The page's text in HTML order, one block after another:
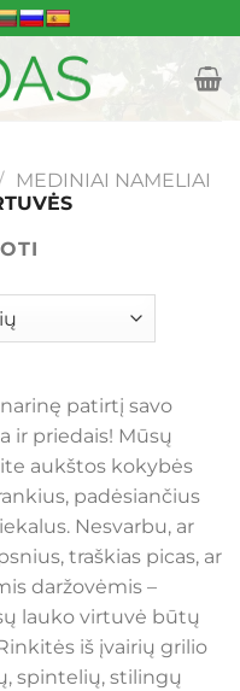
MEDINIAI NAMELIAI
patirtį savo
ir priedais! Mūsų
aukštos kokybės
padėsiančius
Nesvarbu, ar
traškias picas, ar
daržovėmis –
lauko virtuvė būtų
iš įvairių grilio
spintelių, stilingų